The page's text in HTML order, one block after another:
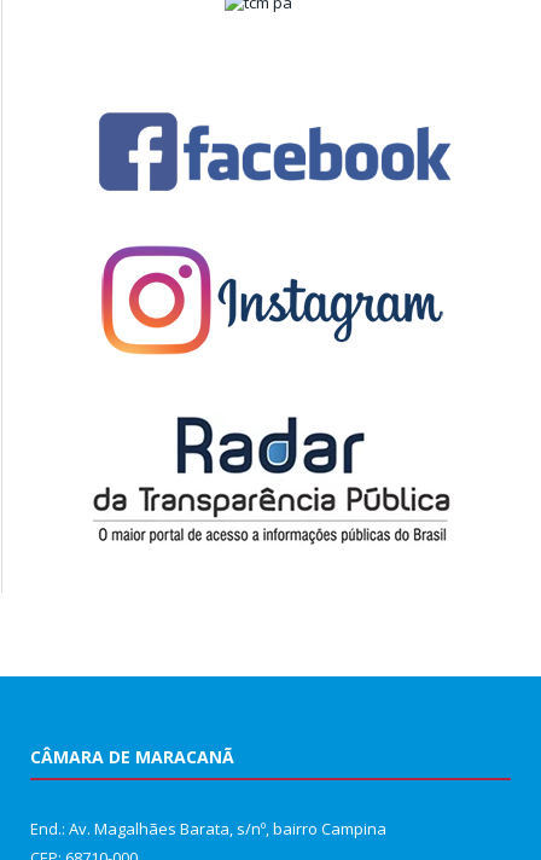
CÂMARA DE MARACANÃ
End.: Av. Magalhães Barata, s/nº, bairro Campina